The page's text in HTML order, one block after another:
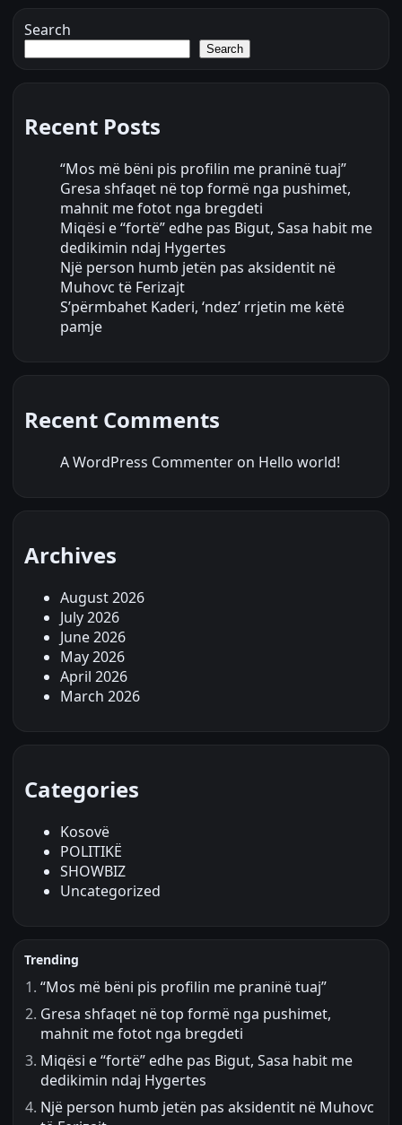
Search
Search
Recent Posts
“Mos më bëni pis profilin me praninë tuaj”
Gresa shfaqet në top formë nga pushimet,
mahnit me fotot nga bregdeti
Miqësi e “fortë” edhe pas Bigut, Sasa habit me
dedikimin ndaj Hygertes
Një person humb jetën pas aksidentit në
Muhovc të Ferizajt
S’përmbahet Kaderi, ‘ndez’ rrjetin me këtë
pamje
Recent Comments
A WordPress Commenter on Hello world!
Archives
August 2026
July 2026
June 2026
May 2026
April 2026
March 2026
Categories
Kosovë
POLITIKË
SHOWBIZ
Uncategorized
Trending
“Mos më bëni pis profilin me praninë tuaj”
Gresa shfaqet në top formë nga pushimet,
mahnit me fotot nga bregdeti
Miqësi e “fortë” edhe pas Bigut, Sasa habit me
dedikimin ndaj Hygertes
Një person humb jetën pas aksidentit në Muhovc